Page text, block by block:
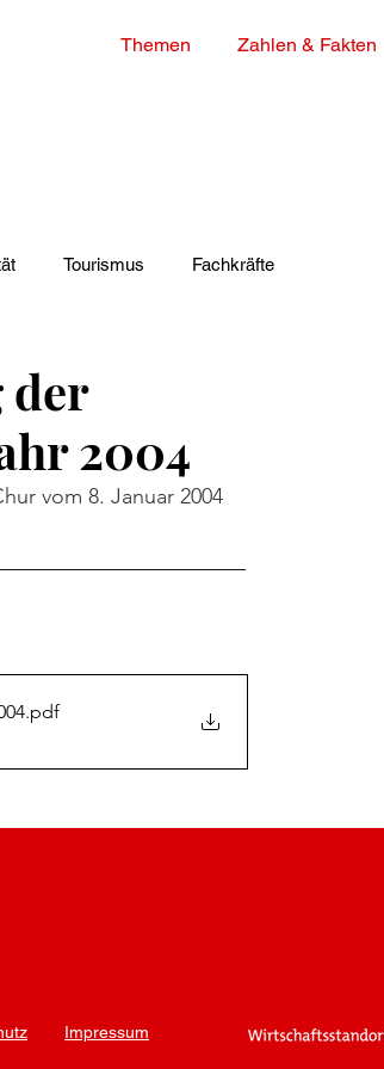
Themen Zahlen & Fakten
Tourismus Fachkräfte
der
2004
vom 8. Januar 2004
.pdf
Impressum